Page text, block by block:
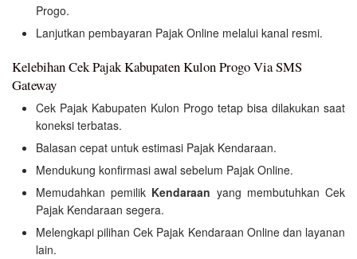
Progo.
Lanjutkan pembayaran Pajak Online melalui kanal resmi.
Kelebihan Cek Pajak Kabupaten Kulon Progo Via SMS
Gateway
Cek Pajak Kabupaten Kulon Progo tetap bisa dilakukan saat
koneksi terbatas.
Balasan cepat untuk estimasi Pajak Kendaraan.
Mendukung konfirmasi awal sebelum Pajak Online.
Memudahkan pemilik Kendaraan yang membutuhkan Cek
Pajak Kendaraan segera.
Melengkapi pilihan Cek Pajak Kendaraan Online dan layanan
lain.